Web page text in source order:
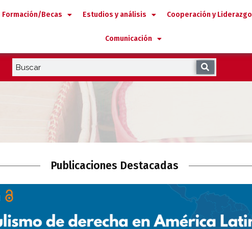
Formación/Becas Estudios y análisis Cooperación y Liderazgo
Comunicación
Publicaciones Destacadas